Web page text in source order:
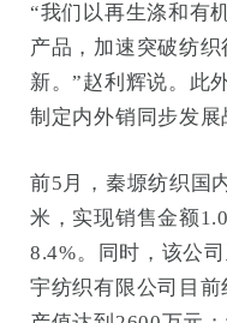
“我们以再生涤和有
产品，加速突破纺
新。”赵利辉说。此
制定内外销同步发展
前5月，秦塬纺织国
米，实现销售金额
8.4%。同时，该公
宇纺织有限公司目前